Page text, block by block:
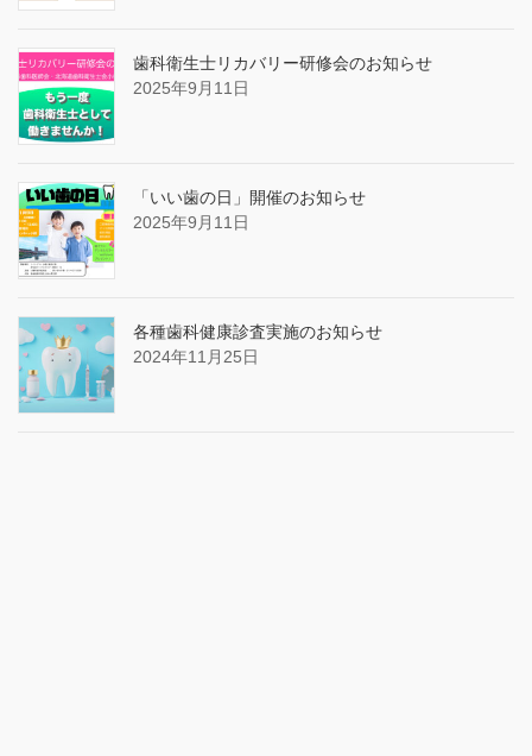
歯科衛生士リカバリー研修会のお知らせ
2025年9月11日
「いい歯の日」開催のお知らせ
2025年9月11日
各種歯科健康診査実施のお知らせ
2024年11月25日